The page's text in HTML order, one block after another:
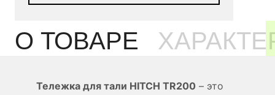
О ТОВАРЕ
Тележка для тали HITCH TR200 – это